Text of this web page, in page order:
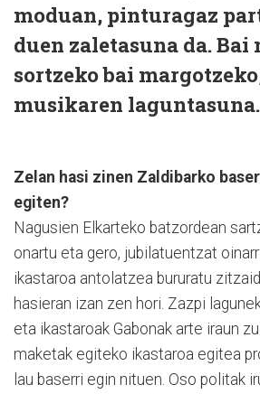
moduan, pinturagaz
duen zaletasuna da. Bai
sortzeko bai
musikaren laguntasuna.
Zelan hasi zinen Zaldibarko
egiten?
Nagusien Elkarteko batzordean
onartu eta gero, jubilatuentzat
ikastaroa antolatzea bururatu
hasieran izan zen hori. Zazpi
eta ikastaroak Gabonak arte iraun
maketak egiteko ikastaroa egitea
lau baserri egin nituen. Oso politak